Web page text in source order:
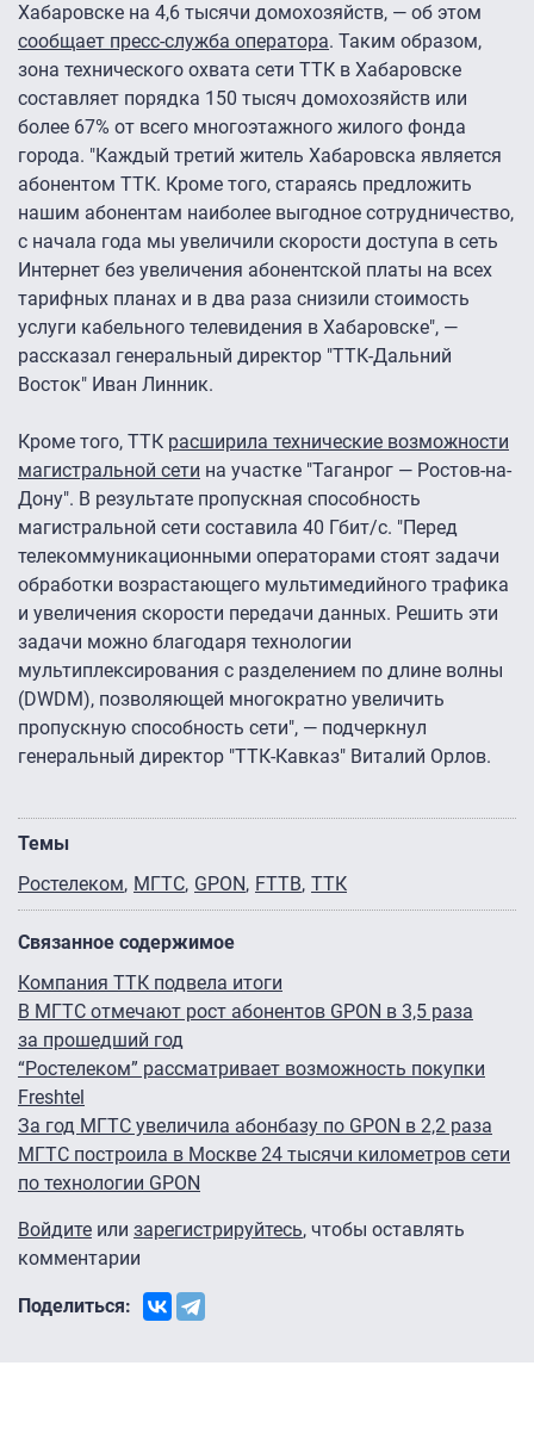
Хабаровске на 4,6 тысячи домохозяйств, — об этом
сообщает пресс-служба оператора. Таким образом,
зона технического охвата сети ТТК в Хабаровске
составляет порядка 150 тысяч домохозяйств или
более 67% от всего многоэтажного жилого фонда
города. "Каждый третий житель Хабаровска является
абонентом ТТК. Кроме того, стараясь предложить
нашим абонентам наиболее выгодное сотрудничество,
с начала года мы увеличили скорости доступа в сеть
Интернет без увеличения абонентской платы на всех
тарифных планах и в два раза снизили стоимость
услуги кабельного телевидения в Хабаровске", —
рассказал генеральный директор "ТТК-Дальний
Восток" Иван Линник.
Кроме того, ТТК расширила технические возможности
магистральной сети на участке "Таганрог — Ростов-на-
Дону". В результате пропускная способность
магистральной сети составила 40 Гбит/с. "Перед
телекоммуникационными операторами стоят задачи
обработки возрастающего мультимедийного трафика
и увеличения скорости передачи данных. Решить эти
задачи можно благодаря технологии
мультиплексирования c разделением по длине волны
(DWDM), позволяющей многократно увеличить
пропускную способность сети", — подчеркнул
генеральный директор "ТТК-Кавказ" Виталий Орлов.
Темы
Ростелеком МГТС GPON FTTB ТТК
Связанное содержимое
Компания ТТК подвела итоги
В МГТС отмечают рост абонентов GPON в 3,5 раза
за прошедший год
“Ростелеком” рассматривает возможность покупки
Freshtel
За год МГТС увеличила абонбазу по GPON в 2,2 раза
МГТС построила в Москве 24 тысячи километров сети
по технологии GPON
Войдите или зарегистрируйтесь, чтобы оставлять
комментарии
Поделиться: